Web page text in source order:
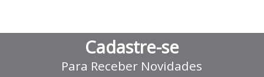
Cadastre-se
Para Receber Novidades